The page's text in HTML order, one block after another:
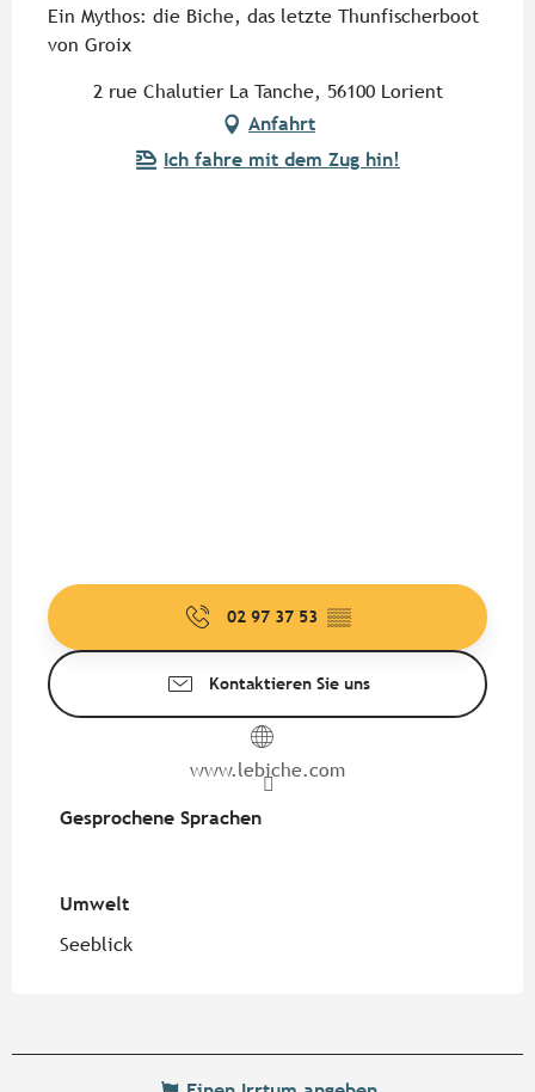
Ein Mythos: die Biche, das letzte Thunfischerboot
von Groix
2 rue Chalutier La Tanche, 56100 Lorient
Anfahrt
Ich fahre mit dem Zug hin!
02 97 37 53 ▒▒
Kontaktieren Sie uns
www.lebiche.com
Gesprochene Sprachen
Gesprochene Sprachen
Umwelt
Umwelt
Seeblick